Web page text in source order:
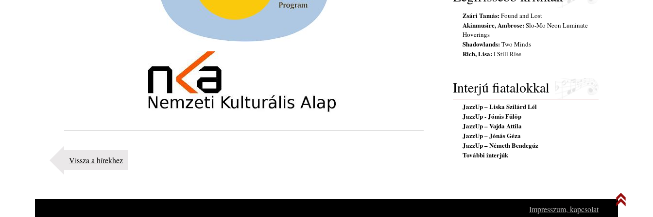
Kikkel beszéltem 2.0 – 5. rész: D
Lemezek a hatvanas-hetvenes évekből - 84. rész: Irving
10 éve halt meg lapunk főszerkesztő-helyettese, Csányi
45 éve történt… Jazz-rock albumok 1981-ből - Shakatak
Gondolataim - 2026 (XI. évfolyam - 8. rész)
Vissza a hírekhez
Zsári Tamás:Found and Lost
Akinmusire, Ambrose:Slo-Mo Neon Luminate
Hoverings
Shadowlands:Two Minds
Rich, Lisa:I Still Rise
Interjú fiatalokkal
JazzUp – Liska Szilárd Lél
JazzUp - Jónás Fülöp
JazzUp – Vajda Attila
JazzUp – Jónás Géza
JazzUp – Németh Bendegúz
További interjúk
Impresszum, kapcsolat